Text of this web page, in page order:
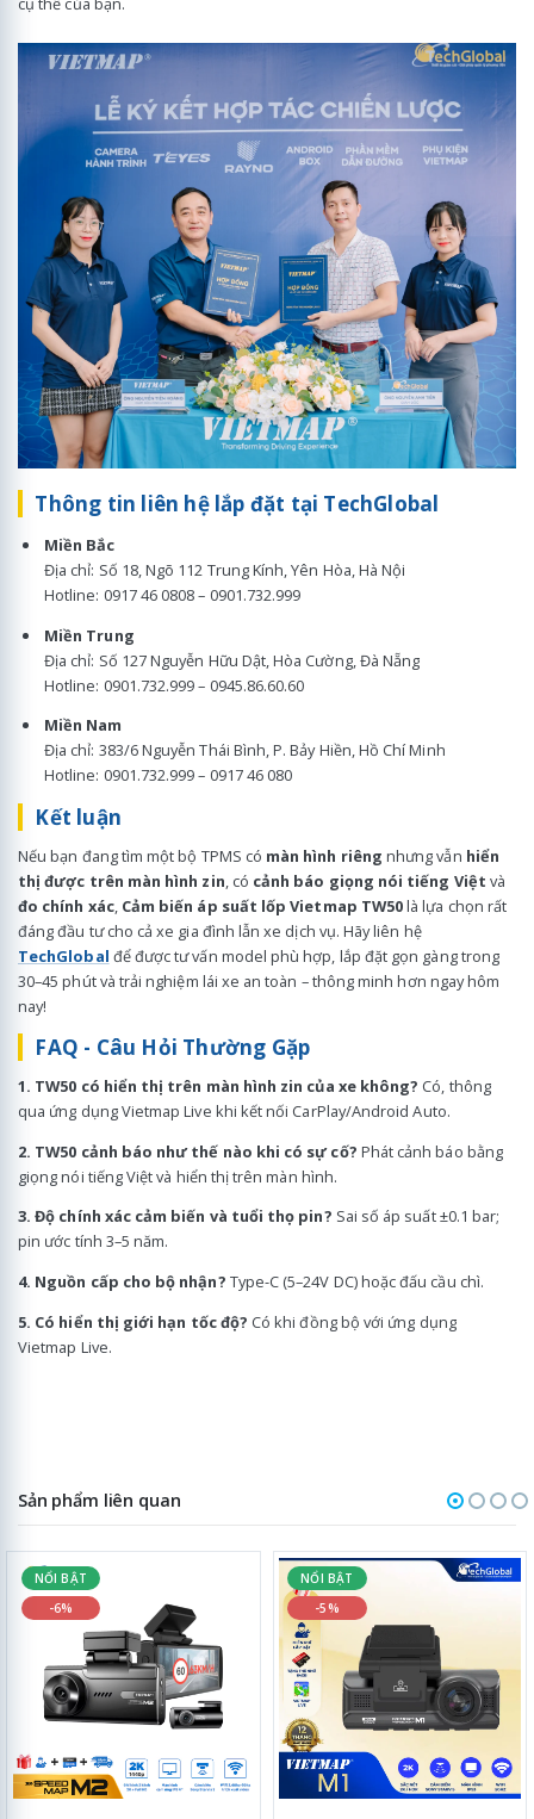
Thông tin liên hệ lắp đặt tại TechGlobal
Miền Bắc
Địa chỉ: Số 18, Ngõ 112 Trung Kính, Yên Hòa, Hà Nội
Hotline: 0917 46 0808 – 0901.732.999
Miền Trung
Địa chỉ: Số 127 Nguyễn Hữu Dật, Hòa Cường, Đà Nẵng
Hotline: 0901.732.999 – 0945.86.60.60
Miền Nam
Địa chỉ: 383/6 Nguyễn Thái Bình, P. Bảy Hiền, Hồ Chí Minh
Hotline: 0901.732.999 – 0917 46 080
Kết luận
Nếu bạn đang tìm một bộ TPMS có màn hình riêng nhưng vẫn hiển
thị được trên màn hình zin, có cảnh báo giọng nói tiếng Việt và
đo chính xác, Cảm biến áp suất lốp Vietmap TW50là lựa chọn rất
đáng đầu tư cho cả xe gia đình lẫn xe dịch vụ. Hãy liên hệ
TechGlobal để được tư vấn model phù hợp, lắp đặt gọn gàng trong
30–45 phút và trải nghiệm lái xe an toàn – thông minh hơn ngay hôm
nay!
FAQ - Câu Hỏi Thường Gặp
1. TW50 có hiển thị trên màn hình zin của xe không? Có, thông
qua ứng dụng Vietmap Live khi kết nối CarPlay/Android Auto.
2. TW50 cảnh báo như thế nào khi có sự cố? Phát cảnh báo bằng
giọng nói tiếng Việt và hiển thị trên màn hình.
3. Độ chính xác cảm biến và tuổi thọ pin? Sai số áp suất ±0.1 bar;
pin ước tính 3–5 năm.
4. Nguồn cấp cho bộ nhận? Type-C (5–24V DC) hoặc đấu cầu chì.
5. Có hiển thị giới hạn tốc độ? Có khi đồng bộ với ứng dụng
Vietmap Live.
Sản phẩm liên quan
NỔI BẬT
-6%
NỔI BẬT
-5%